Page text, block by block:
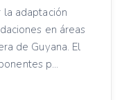
adaptación
en áreas
de Guyana. El
p...